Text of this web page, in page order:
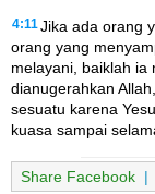
4:11 Jika ada orang
orang yang
melayani, baiklah ia
dianugerahkan
sesuatu karena
kuasa sampai
Share Facebook |